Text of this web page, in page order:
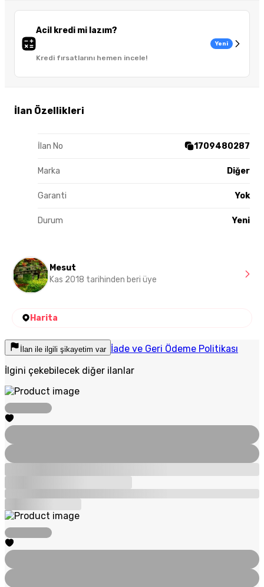
Acil kredi mi lazım?
Kredi fırsatlarını hemen incele!
Yeni
İlan Özellikleri
İlan No 1709480287
Marka Diğer
Garanti Yok
Durum Yeni
Mesut
Kas 2018 tarihinden beri üye
Harita
İlan ile ilgili şikayetim var İade ve Geri Ödeme Politikası
İlgini çekebilecek diğer ilanlar